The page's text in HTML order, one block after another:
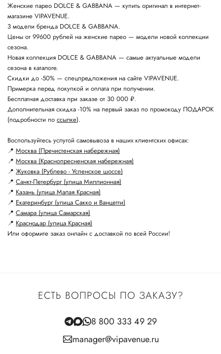
Женские парео DOLCE & GABBANA — купить оригинал в интернет-
магазине VIPAVENUE.
3 модели бренда DOLCE & GABBANA.
Цены от 99600 рублей на женские парео — модели новой коллекции
сезона.
Новая коллекция DOLCE & GABBANA — самые актуальные модели
сезона в каталоге.
Скидки до -50% — спецпредложения на сайте VIPAVENUE.
Примерка перед покупкой и оплата при получении.
Бесплатная доставка при заказе от 30 000 ₽.
Дополнительная скидка -10% на первый заказ по промокоду ПОДАРОК
(подробности по ссылке).
Воспользуйтесь услугой самовывоза в наших клиентских офисах:
📍 Москва (Пречистенская набережная)
📍 Москва (Краснопресненская набережная)
📍 Жуковка (Рублево - Успенское шоссе)
📍 Санкт-Петербург (улица Миллионная)
📍 Казань (улица Малая Красная)
📍 Екатеринбург (улица Сакко и Ванцетти)
📍 Самара (улица Самарская)
📍 Краснодар (улица Красная)
Или оформите заказ онлайн с доставкой по всей России!
ЕСТЬ ВОПРОСЫ ПО ЗАКАЗУ?
8 800 333 49 29
manager@vipavenue.ru